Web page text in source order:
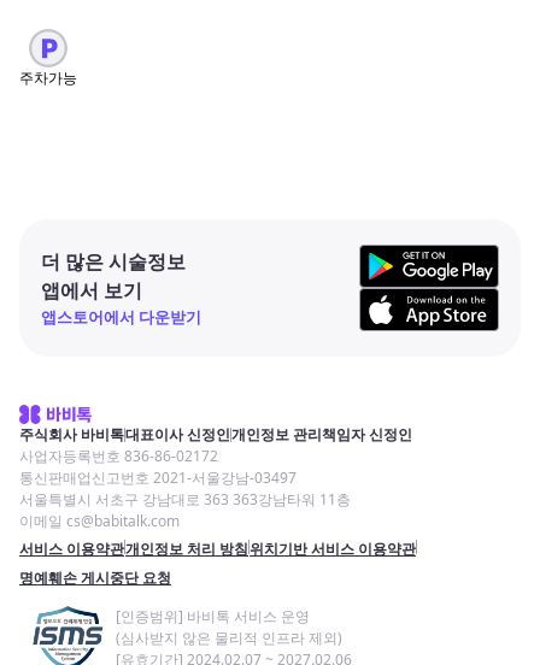
주차가능
더 많은 시술정보
앱에서 보기
앱스토어에서 다운받기
주식회사 바비톡대표이사 신정인개인정보 관리책임자 신정인
사업자등록번호 836-86-02172
통신판매업신고번호 2021-서울강남-03497
서울특별시 서초구 강남대로 363 363강남타워 11층
이메일 cs@babitalk.com
서비스 이용약관개인정보 처리 방침위치기반 서비스 이용약관
명예훼손 게시중단 요청
[인증범위] 바비톡 서비스 운영
(심사받지 않은 물리적 인프라 제외)
[유효기간] 2024.02.07 ~ 2027.02.06